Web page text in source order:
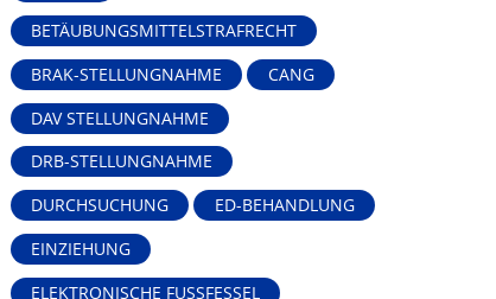
BETÄUBUNGSMITTELSTRAFRECHT
BRAK-STELLUNGNAHME
CANG
DAV STELLUNGNAHME
DRB-STELLUNGNAHME
DURCHSUCHUNG
ED-BEHANDLUNG
EINZIEHUNG
ELEKTRONISCHE FUSSFESSEL